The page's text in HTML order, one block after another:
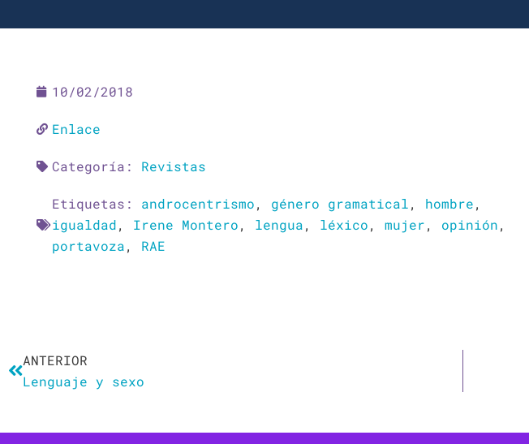
10/02/2018
Enlace
Categoría: Revistas
Etiquetas: androcentrismo, género gramatical, hombre,
igualdad, Irene Montero, lengua, léxico, mujer, opinión,
portavoza, RAE
ANTERIOR
Lenguaje y sexo